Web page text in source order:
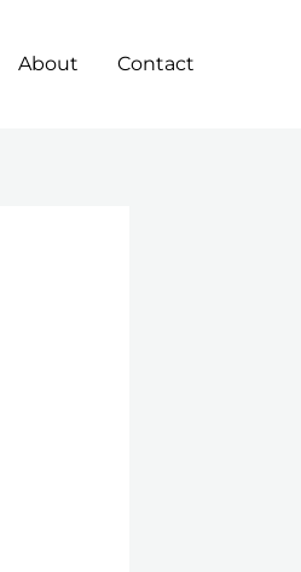
About Contact